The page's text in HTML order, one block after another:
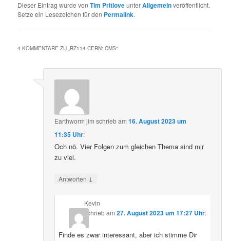
Dieser Eintrag wurde vonTim PritloveunterAllgemeinveröffentlicht.
Setze ein Lesezeichen für den Permalink.
4 KOMMENTARE ZU „ RZ114 CERN: CMS“
Earthworm jim schriebam16. August 2023 um
11:35 Uhr:
Och nö. Vier Folgen zum gleichen Thema sind mir
zu viel.
Antworten ↓
Kevin
schriebam 27. August 2023 um 17:27 Uhr:
Finde es zwar interessant, aber ich stimme Dir